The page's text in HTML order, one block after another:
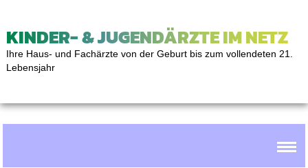
KINDER- & JUGENDÄRZTE IM NETZ
Ihre Haus- und Fachärzte von der Geburt bis zum vollendeten 21.
Lebensjahr